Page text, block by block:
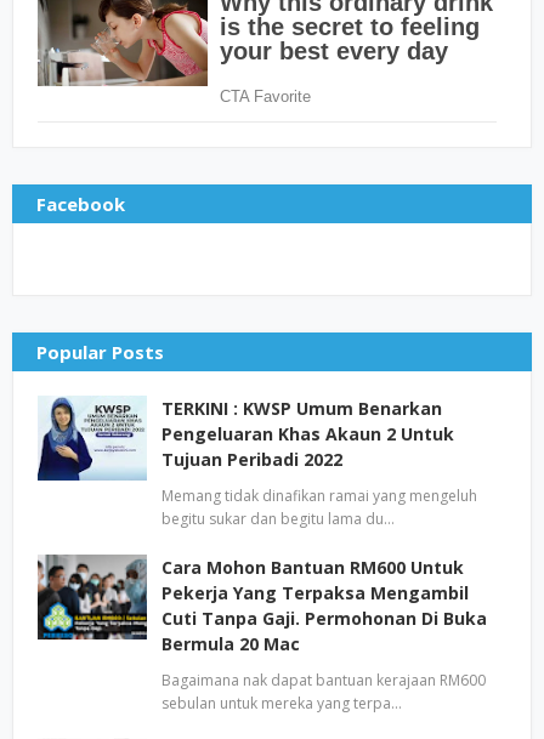
Facebook
Popular Posts
TERKINI : KWSP Umum Benarkan
Pengeluaran Khas Akaun 2 Untuk
Tujuan Peribadi 2022
Memang tidak dinafikan ramai yang mengeluh
begitu sukar dan begitu lama du…
Cara Mohon Bantuan RM600 Untuk
Pekerja Yang Terpaksa Mengambil
Cuti Tanpa Gaji. Permohonan Di Buka
Bermula 20 Mac
Bagaimana nak dapat bantuan kerajaan RM600
sebulan untuk mereka yang terpa…